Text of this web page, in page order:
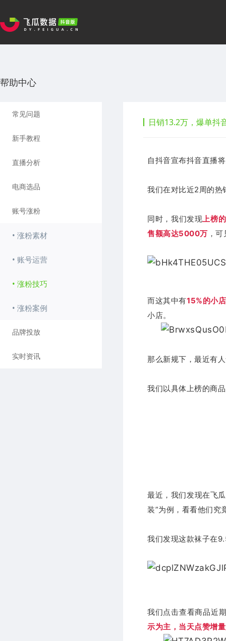
帮助中心
常见问题
新手教程
直播分析
电商选品
账号涨粉
• 涨粉素材
• 账号运营
• 涨粉技巧
• 涨粉案例
品牌投放
实时资讯
日销13.2万，爆单抖
自抖音宣布抖音直播
我们在对比近2周的热
同时，我们发现上榜
售额高达5000万 ，
而这其中有15%的小
小店。
那么新规下，最近有
我们以具体上榜的商
最近 ，我们发现在飞
装”为例，看看他们究
我们发现这款袜子在
我们点击查看商品近
示为主，当天点赞增